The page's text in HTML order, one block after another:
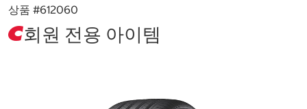
상품 #612060
회원 전용 아이템